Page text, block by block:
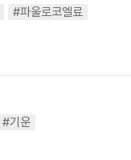
#파울로코엘료
#기운